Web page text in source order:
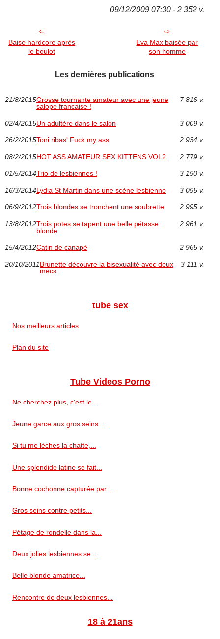
09/12/2009 07:30 - 2 352 v.
Baise hardcore après
le boulot
Eva Max baisée par
son homme
Les dernières publications
21/8/2015Grosse tournante amateur avec une jeune
salope francaise !
7 816 v.
02/4/2015Un adultère dans le salon 3 009 v.
26/2/2015Toni ribas' Fuck my ass 2 934 v.
08/2/2015HOT ASS AMATEUR SEX KITTENS VOL2 2 779 v.
01/5/2014Trio de lesbiennes ! 3 190 v.
16/3/2014Lydia St Martin dans une scène lesbienne 3 095 v.
06/9/2012Trois blondes se tronchent une soubrette 2 995 v.
13/8/2012Trois potes se tapent une belle pétasse
blonde
2 961 v.
15/4/2012Catin de canapé 2 965 v.
20/10/2011Brunette découvre la bisexualité avec deux
mecs
3 111 v.
tube sex
Nos meilleurs articles
Plan du site
Tube Videos Porno
Ne cherchez plus, c'est le...
Jeune garce aux gros seins...
Si tu me léches la chatte,...
Une splendide latine se fait...
Bonne cochonne capturée par...
Gros seins contre petits...
Pétage de rondelle dans la...
Deux jolies lesbiennes se...
Belle blonde amatrice...
Rencontre de deux lesbiennes...
18 à 21ans